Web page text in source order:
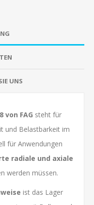
UNS
von FAG steht für
und Belastbarkeit im
für Anwendungen
radiale und axiale
werden müssen.
ist das Lager